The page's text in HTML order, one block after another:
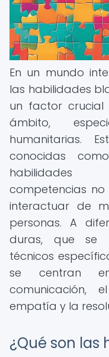
En un mundo
las habilidades
un factor crucial
ámbito,
humanitarias.
conocidas
habilidades
competencias
interactuar de
personas. A
duras, que se
técnicos
se centran
comunicación,
empatía y la
¿Qué son las